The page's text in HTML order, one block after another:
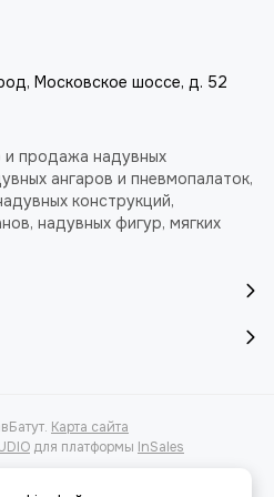
ангара С-2 из ПВХ
влаги и погодных условий;
от -40 °С до +40 °С;
временного использования;
до 10 минут;
и хранение;
по индивидуальным
и надписей по
ангар С-2 из
Московское шоссе, д. 52
и продажа надувных
ангаров и пневмопалаток,
конструкций,
надувных фигур, мягких
Карта сайта
для платформы InSales